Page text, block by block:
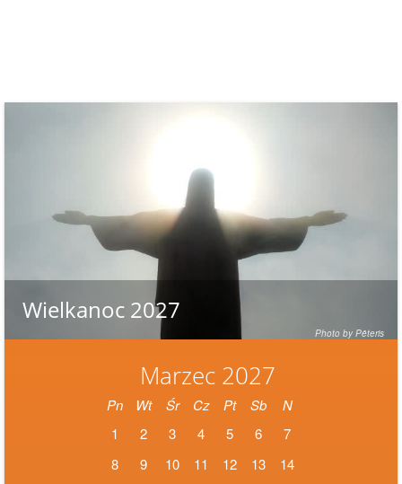
Marzec 2027
Pn Wt Śr Cz Pt Sb
N
1
2 3 4 5 6
7
8
9 10 11 12 13
14
Wielkanoc 2027
Photo by Pēteris